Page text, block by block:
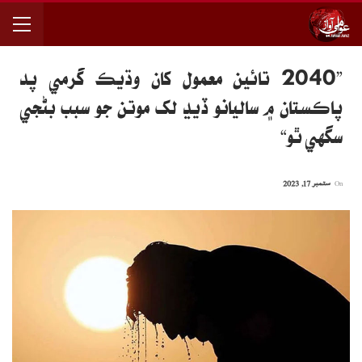
”2040 تائين معمول کان وڌيڪ گرمي پد
پاڪستان ۾ ساليانو ڏيڍ لک موتن جو سبب بڻجي
سگهي ٿو“